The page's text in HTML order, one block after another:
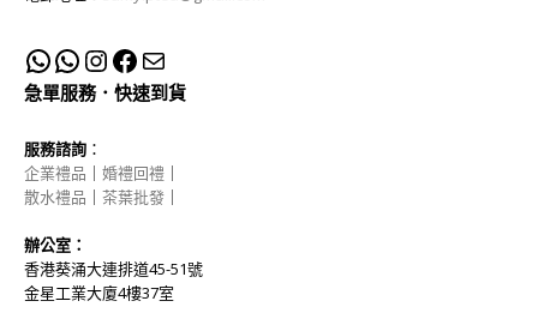
急單服務．快速到貨
服務諮詢 ：
企業禮品 ｜ 婚禮回禮 ｜
散水禮品 ｜ 茶葉批發 ｜
辦公室：
香港葵涌大連排道45-51號
金星工業大廈4樓37室